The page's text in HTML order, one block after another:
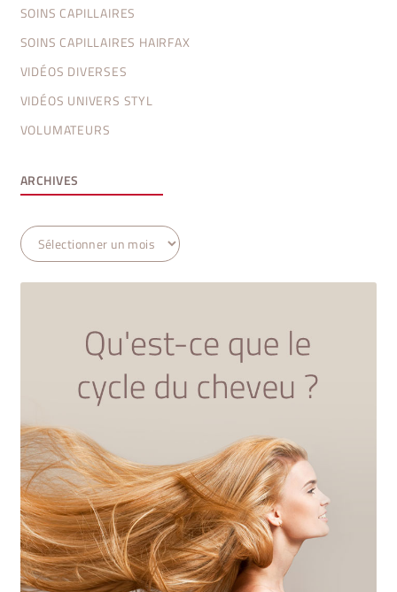
SOINS CAPILLAIRES
SOINS CAPILLAIRES HAIRFAX
VIDÉOS DIVERSES
VIDÉOS UNIVERS STYL
VOLUMATEURS
ARCHIVES